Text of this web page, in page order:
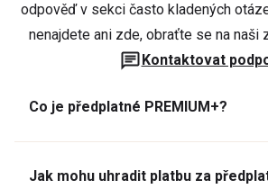
odpověď v sekci často kladených
nenajdete ani zde, obraťte se na naši
Kontaktovat
Co je předplatné PREMIUM+?
Jak mohu uhradit platbu za